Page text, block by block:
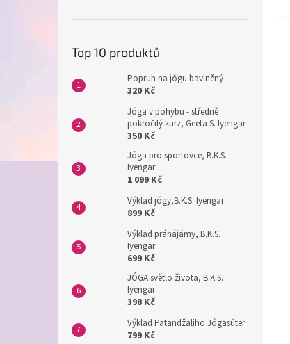
Top 10 produktů
Popruh na jógu bavlněný
320 Kč
Jóga v pohybu - středně
pokročilý kurz, Geeta S. Iyengar
350 Kč
Jóga pro sportovce, B.K.S.
Iyengar
1 099 Kč
Výklad jógy,B.K.S. Iyengar
899 Kč
Výklad pránájámy, B.K.S.
Iyengar
699 Kč
JÓGA světlo života, B.K.S.
Iyengar
398 Kč
Výklad Patandžaliho Jógasúter
799 Kč